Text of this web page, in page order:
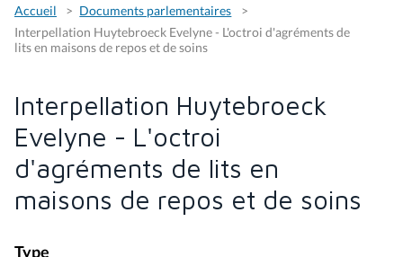
Accueil
Documents parlementaires
Interpellation Huytebroeck Evelyne - L'octroi d'agréments de
lits en maisons de repos et de soins
Interpellation Huytebroeck
Evelyne - L'octroi
d'agréments de lits en
maisons de repos et de soins
Type